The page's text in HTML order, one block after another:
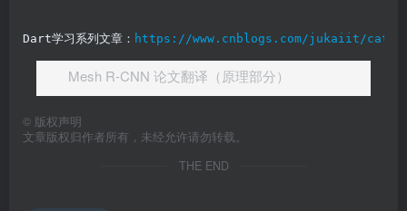
Dart学习系列文章： https://www.cnblogs.com/jukaiit/
Mesh R-CNN 论文翻译（原理部分）
© 版权声明
文章版权归作者所有，未经允许请勿转载。
THE END